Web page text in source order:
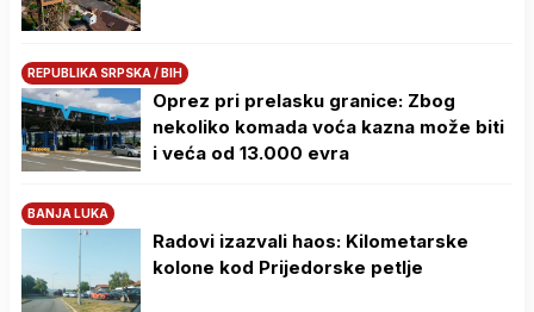
REPUBLIKA SRPSKA / BIH
Oprez pri prelasku granice: Zbog
nekoliko komada voća kazna može biti
i veća od 13.000 evra
BANJA LUKA
Radovi izazvali haos: Kilometarske
kolone kod Prijedorske petlje